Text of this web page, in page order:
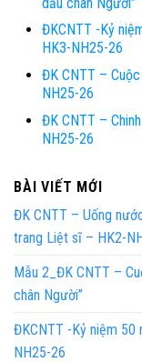
ĐKCNTT -Kỷ
HK3-NH25-26
ĐK CNTT –
NH25-26
ĐK CNTT –
NH25-26
BÀI VIẾT MỚI
ĐK CNTT – Uống
trang Liệt sĩ – HK2-
Mẫu 2_ĐK CNTT –
chân Người”
ĐKCNTT -Kỷ niệm 50
NH25-26